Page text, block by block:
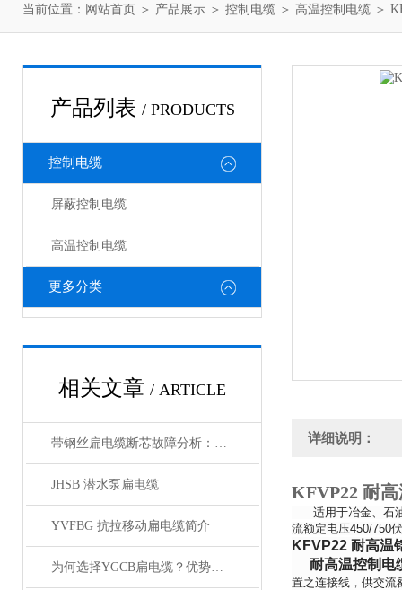
当前位置： 网站首页 ＞ 产品展示 ＞ 控制电缆 ＞ 高温控制电缆 ＞
产品列表 / PRODUCTS
控制电缆
屏蔽控制电缆
高温控制电缆
更多分类
相关文章 / ARTICLE
带钢丝扁电缆断芯故障分析：从钢丝疲劳到导体断裂的连锁反应
JHSB 潜水泵扁电缆
YVFBG 抗拉移动扁电缆简介
为何选择YGCB扁电缆？优势与技术详解
详细说明：
KFVP22 耐
适用于冶金、石油
流额定电压450/750
KFVP22 耐高温
耐高温控制电
置之连接线，供交流